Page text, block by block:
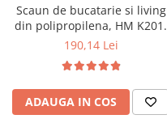
Mese gradinita
Scaune gradinita
Set mese si scaune gradinita
Mobila camera copii
Scaun de bucatarie si living
din polipropilena, HM K201,
ergonomic, baza lemn masiv,
100 kg, alb
190,14 Lei
ADAUGA IN COS